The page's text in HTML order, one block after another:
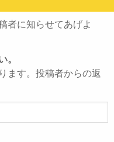
者に知らせてあげよ
。
ます。投稿者からの返